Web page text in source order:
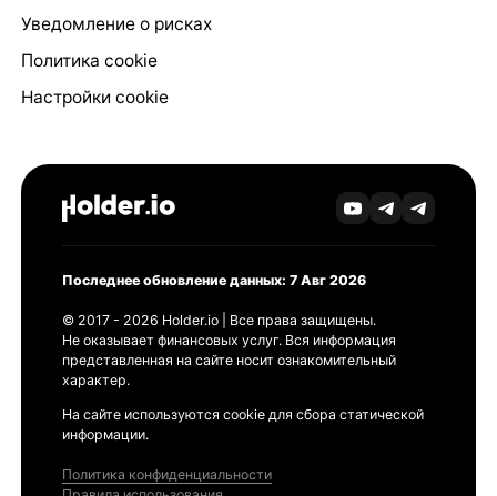
Уведомление о рисках
Политика cookie
Настройки cookie
Последнее обновление данных: 7 Авг 2026
© 2017 - 2026 Holder.io | Все права защищены.
Не оказывает финансовых услуг. Вся информация
представленная на сайте носит ознакомительный
характер.
На сайте используются cookie для сбора статической
информации.
Политика конфиденциальности